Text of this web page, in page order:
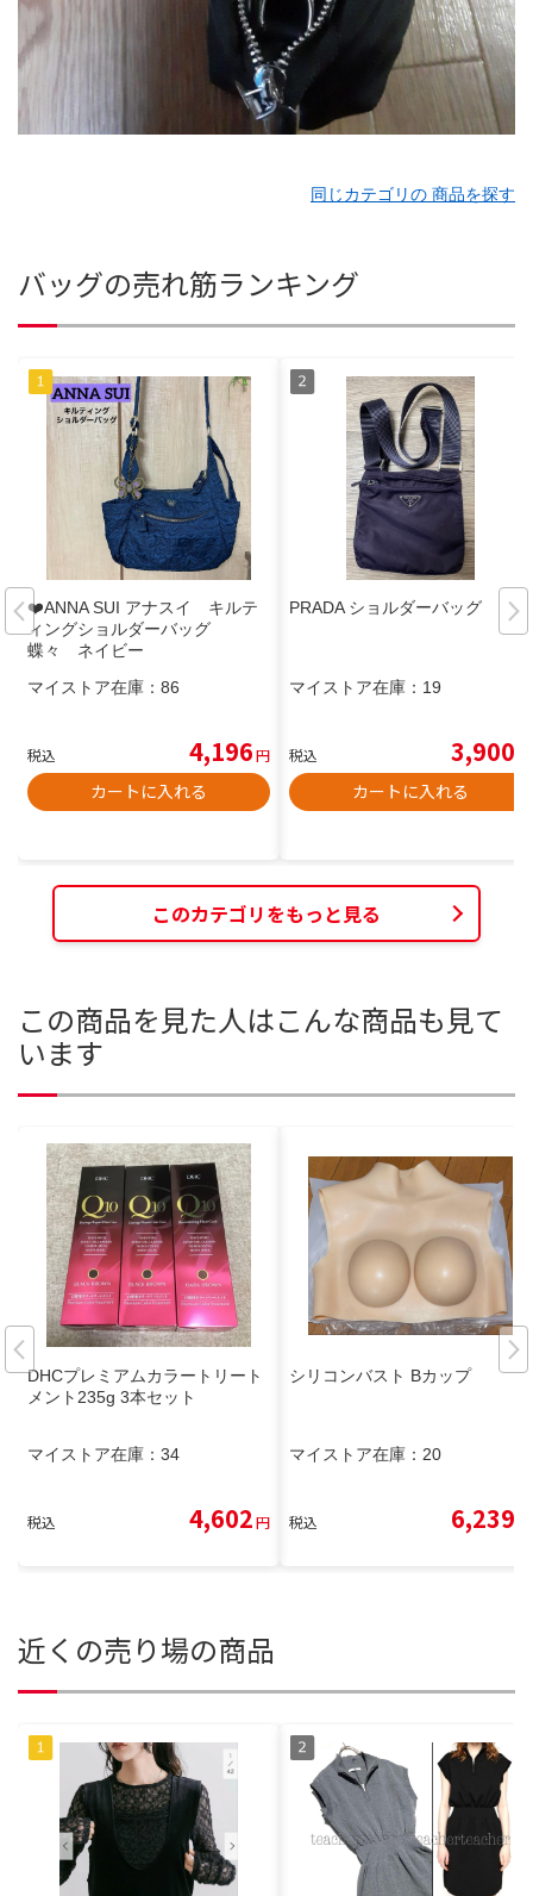
同じカテゴリの 商品を探す
バッグの売れ筋ランキング
❤️ANNA SUI アナスイ キルテ
ィングショルダーバッグ
蝶々 ネイビー
マイストア在庫： 86
税込 4,196円
カートに入れる
PRADA ショルダーバッグ
マイストア在庫： 19
税込 3,900
カートに入れる
このカテゴリをもっと見る
この商品を見た人はこんな商品も見て
います
DHCプレミアムカラートリート
メント235g 3本セット
マイストア在庫： 34
税込 4,602円
シリコンバスト Bカップ
マイストア在庫： 20
税込 6,239
近くの売り場の商品